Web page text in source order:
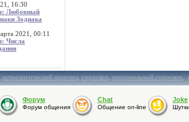
16:30
Любовный
Зодиака
2021, 00:11
Числа
астрологический прогноз,гороскоп,персональный гороскоп,
Форум
Форум общения
Chat
Общение on-line
Joke